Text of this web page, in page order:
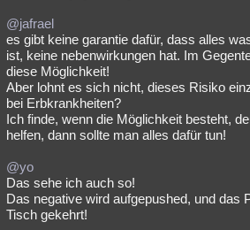
@jafrael
es gibt keine garantie dafür, dass alles
ist, keine nebenwirkungen hat. Im
diese Möglichkeit!
Aber lohnt es sich nicht, dieses Risiko
bei Erbkrankheiten?
Ich finde, wenn die Möglichkeit besteht,
helfen, dann sollte man alles dafür tun!
@yo
Das sehe ich auch so!
Das negative wird aufgepushed, und das
Tisch gekehrt!